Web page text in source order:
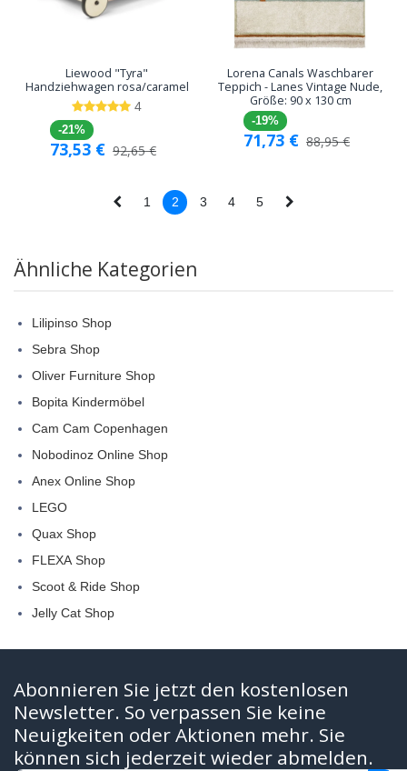
Liewood "Tyra"
Handziehwagen rosa/caramel
4
-21%
73,53 € 92,65€
Lorena Canals Waschbarer
Teppich - Lanes Vintage Nude,
Größe: 90 x 130 cm
-19%
71,73 € 88,95€
1 2 3 4 5
Ähnliche Kategorien
Lilipinso Shop
Sebra Shop
Oliver Furniture Shop
Bopita Kindermöbel
Cam Cam Copenhagen
Nobodinoz Online Shop
Anex Online Shop
LEGO
Quax Shop
FLEXA Shop
Scoot & Ride Shop
Jelly Cat Shop
Abonnieren Sie jetzt den kostenlosen
Newsletter. So verpassen Sie keine
Neuigkeiten oder Aktionen mehr. Sie
können sich jederzeit wieder abmelden.